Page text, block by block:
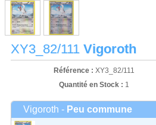
XY3_82/111 Vigoroth
Référence : XY3_82/111
Quantité en Stock : 1
Vigoroth - Peu commune